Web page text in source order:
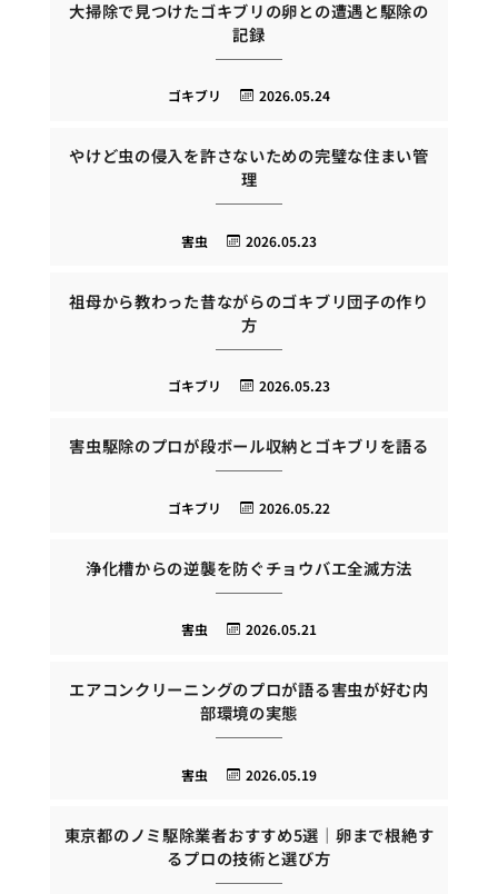
大掃除で見つけたゴキブリの卵との遭遇と駆除の
記録
2026.05.24
ゴキブリ
やけど虫の侵入を許さないための完璧な住まい管
理
2026.05.23
害虫
祖母から教わった昔ながらのゴキブリ団子の作り
方
2026.05.23
ゴキブリ
害虫駆除のプロが段ボール収納とゴキブリを語る
2026.05.22
ゴキブリ
浄化槽からの逆襲を防ぐチョウバエ全滅方法
2026.05.21
害虫
エアコンクリーニングのプロが語る害虫が好む内
部環境の実態
2026.05.19
害虫
東京都のノミ駆除業者おすすめ5選｜卵まで根絶す
るプロの技術と選び方